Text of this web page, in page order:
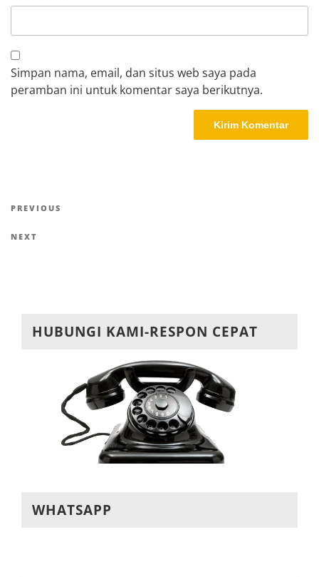
Simpan nama, email, dan situs web saya pada
peramban ini untuk komentar saya berikutnya.
Navigasi
pos
Previous
PREVIOUS
Next
NEXT
HUBUNGI KAMI-RESPON CEPAT
WHATSAPP